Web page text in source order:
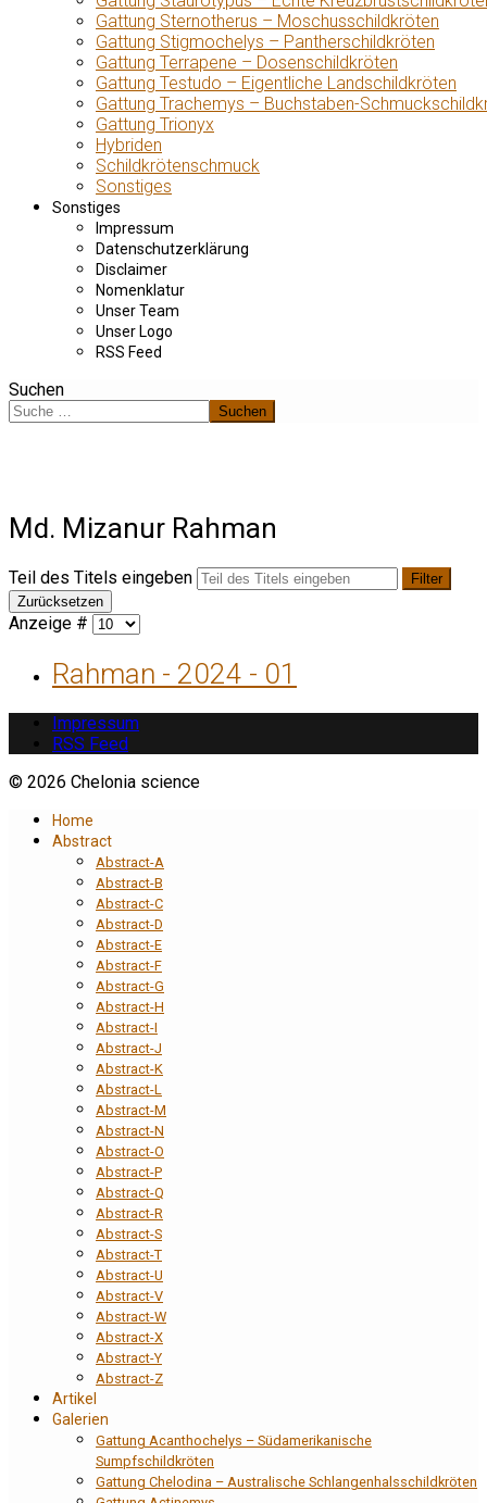
Gattung Sternotherus – Moschusschildkröten
Gattung Stigmochelys – Pantherschildkröten
Gattung Terrapene – Dosenschildkröten
Gattung Testudo – Eigentliche Landschildkröten
Gattung Trachemys – Buchstaben-
Gattung Trionyx
Hybriden
Schildkrötenschmuck
Sonstiges
Sonstiges
Impressum
Datenschutzerklärung
Disclaimer
Nomenklatur
Unser Team
Unser Logo
RSS Feed
Suchen
Suchen
Md. Mizanur Rahman
Teil des Titels eingeben
Filter
Zurücksetzen
Anzeige #
Rahman - 2024 - 01
Impressum
RSS Feed
© 2026 Chelonia science
Home
Abstract
Abstract-A
Abstract-B
Abstract-C
Abstract-D
Abstract-E
Abstract-F
Abstract-G
Abstract-H
Abstract-I
Abstract-J
Abstract-K
Abstract-L
Abstract-M
Abstract-N
Abstract-O
Abstract-P
Abstract-Q
Abstract-R
Abstract-S
Abstract-T
Abstract-U
Abstract-V
Abstract-W
Abstract-X
Abstract-Y
Abstract-Z
Artikel
Galerien
Gattung Acanthochelys – Südamerikanische
Sumpfschildkröten
Gattung Chelodina – Australische Schlangenhalsschildkröten